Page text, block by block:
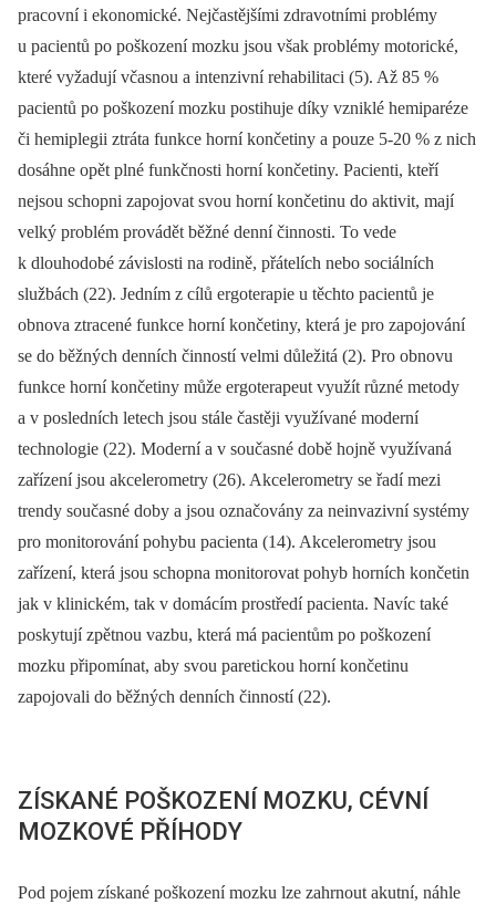
pracovní i ekonomické. Nejčastějšími zdravotními problémy
u pacientů po poškození mozku jsou však problémy motorické,
které vyžadují včasnou a intenzivní rehabilitaci (5). Až 85 %
pacientů po poškození mozku postihuje díky vzniklé hemiparéze
či hemiplegii ztráta funkce horní končetiny a pouze 5-20 % z nich
dosáhne opět plné funkčnosti horní končetiny. Pacienti, kteří
nejsou schopni zapojovat svou horní končetinu do aktivit, mají
velký problém provádět běžné denní činnosti. To vede
k dlouhodobé závislosti na rodině, přátelích nebo sociálních
službách (22). Jedním z cílů ergoterapie u těchto pacientů je
obnova ztracené funkce horní končetiny, která je pro zapojování
se do běžných denních činností velmi důležitá (2). Pro obnovu
funkce horní končetiny může ergoterapeut využít různé metody
a v posledních letech jsou stále častěji využívané moderní
technologie (22). Moderní a v současné době hojně využívaná
zařízení jsou akcelerometry (26). Akcelerometry se řadí mezi
trendy současné doby a jsou označovány za neinvazivní systémy
pro monitorování pohybu pacienta (14). Akcelerometry jsou
zařízení, která jsou schopna monitorovat pohyb horních končetin
jak v klinickém, tak v domácím prostředí pacienta. Navíc také
poskytují zpětnou vazbu, která má pacientům po poškození
mozku připomínat, aby svou paretickou horní končetinu
zapojovali do běžných denních činností (22).
ZÍSKANÉ POŠKOZENÍ MOZKU, CÉVNÍ
MOZKOVÉ PŘÍHODY
Pod pojem získané poškození mozku lze zahrnout akutní, náhle